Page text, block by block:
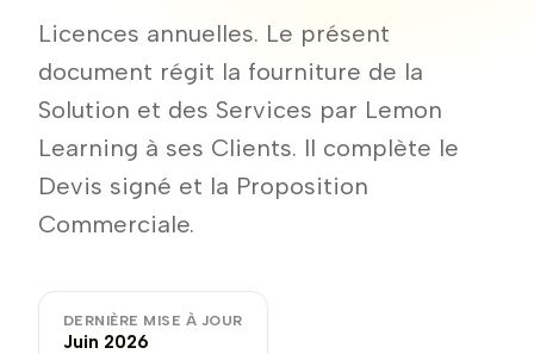
Licences annuelles. Le présent
document régit la fourniture de la
Solution et des Services par Lemon
Learning à ses Clients. Il complète le
Devis signé et la Proposition
Commerciale.
DERNIÈRE MISE À JOUR
Juin 2026